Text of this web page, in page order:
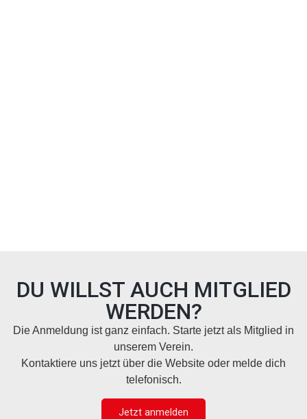
DU WILLST AUCH MITGLIED
WERDEN?
Die Anmeldung ist ganz einfach. Starte jetzt als Mitglied in
unserem Verein.
Kontaktiere uns jetzt über die Website oder melde dich
telefonisch.
Jetzt anmelden